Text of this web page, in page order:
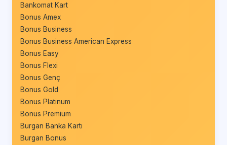
Bankomat Kart
Bonus Amex
Bonus Business
Bonus Business American Express
Bonus Easy
Bonus Flexi
Bonus Genç
Bonus Gold
Bonus Platinum
Bonus Premium
Burgan Banka Kartı
Burgan Bonus